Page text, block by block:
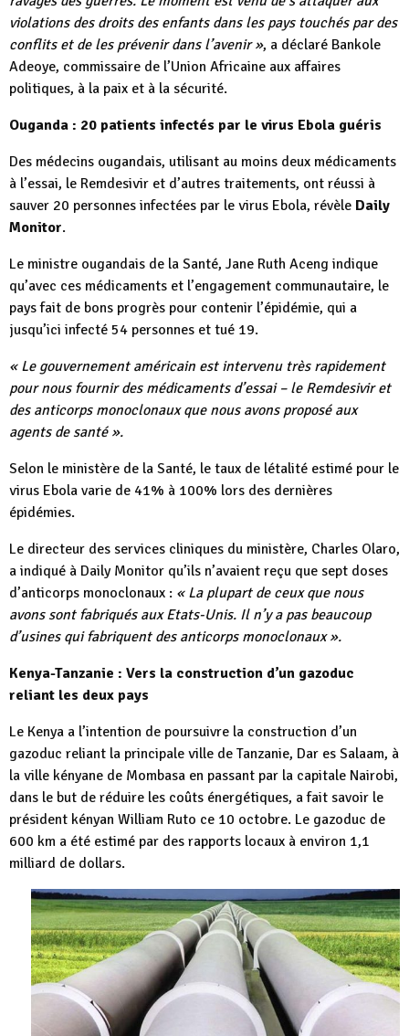
violations des droits des enfants dans les pays touchés par des
conflits et de les prévenir dans l’avenir », a déclaré Bankole
Adeoye, commissaire de l’Union Africaine aux affaires
politiques, à la paix et à la sécurité.
Ouganda : 20 patients infectés par le virus Ebola guéris
Des médecins ougandais, utilisant au moins deux médicaments
à l’essai, le Remdesivir et d’autres traitements, ont réussi à
sauver 20 personnes infectées par le virus Ebola, révèle Daily
Monitor.
Le ministre ougandais de la Santé, Jane Ruth Aceng indique
qu’avec ces médicaments et l’engagement communautaire, le
pays fait de bons progrès pour contenir l’épidémie, qui a
jusqu’ici infecté 54 personnes et tué 19.
« Le gouvernement américain est intervenu très rapidement
pour nous fournir des médicaments d’essai – le Remdesivir et
des anticorps monoclonaux que nous avons proposé aux
agents de santé ».
Selon le ministère de la Santé, le taux de létalité estimé pour le
virus Ebola varie de 41% à 100% lors des dernières
épidémies.
Le directeur des services cliniques du ministère, Charles Olaro,
a indiqué à Daily Monitor qu’ils n’avaient reçu que sept doses
d’anticorps monoclonaux : « La plupart de ceux que nous
avons sont fabriqués aux Etats-Unis. Il n’y a pas beaucoup
d’usines qui fabriquent des anticorps monoclonaux ».
Kenya-Tanzanie : Vers la construction d’un gazoduc
reliant les deux pays
Le Kenya a l’intention de poursuivre la construction d’un
gazoduc reliant la principale ville de Tanzanie, Dar es Salaam, à
la ville kényane de Mombasa en passant par la capitale Nairobi,
dans le but de réduire les coûts énergétiques, a fait savoir le
président kényan William Ruto ce 10 octobre. Le gazoduc de
600 km a été estimé par des rapports locaux à environ 1,1
milliard de dollars.